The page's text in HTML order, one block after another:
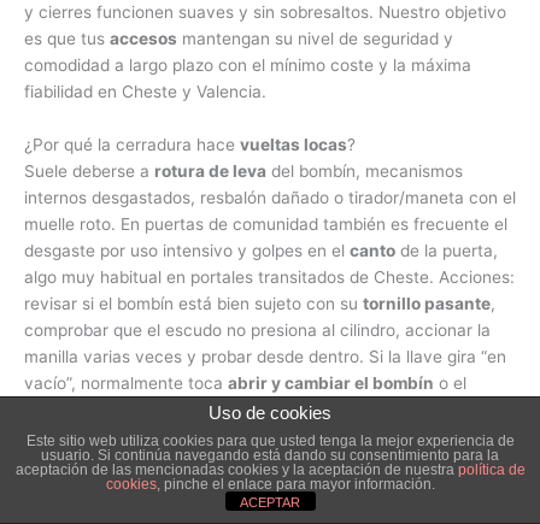
y cierres funcionen suaves y sin sobresaltos. Nuestro objetivo
es que tus accesos mantengan su nivel de seguridad y
comodidad a largo plazo con el mínimo coste y la máxima
fiabilidad en Cheste y Valencia.
¿Por qué la cerradura hace vueltas locas?
Suele deberse a rotura de leva del bombín, mecanismos
internos desgastados, resbalón dañado o tirador/maneta con el
muelle roto. En puertas de comunidad también es frecuente el
desgaste por uso intensivo y golpes en el canto de la puerta,
algo muy habitual en portales transitados de Cheste. Acciones:
revisar si el bombín está bien sujeto con su tornillo pasante,
comprobar que el escudo no presiona al cilindro, accionar la
manilla varias veces y probar desde dentro. Si la llave gira “en
vacío”, normalmente toca abrir y cambiar el bombín o el
mecanismo interior. En puertas de portal o locales, un cerrajero
revisará cerradero eléctrico, pestillos y cierrapuertas para
evitar que la puerta quede medio cerrada o tenga holguras que
afecten al cierre diario. Uso recomendado: no forzar cuando
haya resistencia anormal, evitar colgar peso en las manillas y
Uso de cookies
Este sitio web utiliza cookies para que usted tenga la mejor experiencia de
usuario. Si continúa navegando está dando su consentimiento para la
aceptación de las mencionadas cookies y la aceptación de nuestra política de
cookies, pinche el enlace para mayor información.
ACEPTAR